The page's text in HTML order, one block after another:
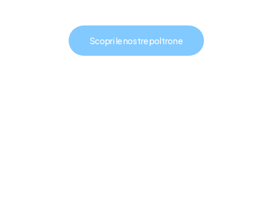
Scopri le nostre poltrone